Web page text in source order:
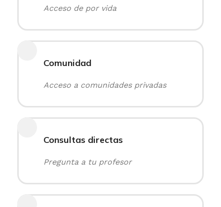
Acceso de por vida
Comunidad
Acceso a comunidades privadas
Consultas directas
Pregunta a tu profesor